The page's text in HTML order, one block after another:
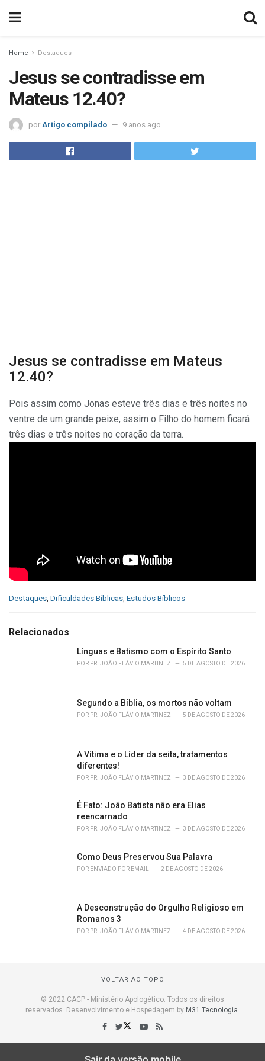
Home Destaques
Jesus se contradisse em
Mateus 12.40?
por Artigo compilado 9 anos ago
Jesus se contradisse em Mateus
12.40?
Pois assim como Jonas esteve três dias e três noites no
ventre de um grande peixe, assim o Filho do homem ficará
três dias e três noites no coração da terra.
C
e
Destaques Dificuldades Bíblicas Estudos Bíblicos
Relacionados
Línguas e Batismo com o Espírito Santo
POR PR. JOÃO FLÁVIO MARTINEZ 5 DE AGOSTO DE 2026
Segundo a Bíblia, os mortos não voltam
POR PR. JOÃO FLÁVIO MARTINEZ 5 DE AGOSTO DE 2026
A Vítima e o Líder da seita, tratamentos
diferentes!
POR PR. JOÃO FLÁVIO MARTINEZ 3 DE AGOSTO DE 2026
É Fato: João Batista não era Elias
reencarnado
POR PR. JOÃO FLÁVIO MARTINEZ 3 DE AGOSTO DE 2026
Como Deus Preservou Sua Palavra
POR ENVIADO POR EMAIL 2 DE AGOSTO DE 2026
A Desconstrução do Orgulho Religioso em
Romanos 3
POR PR. JOÃO FLÁVIO MARTINEZ 4 DE AGOSTO DE 2026
VOLTAR AO TOPO
© 2022 CACP - Ministério Apologético. Todos os direitos
reservados. Desenvolvimento e Hospedagem by M31 Tecnologia.